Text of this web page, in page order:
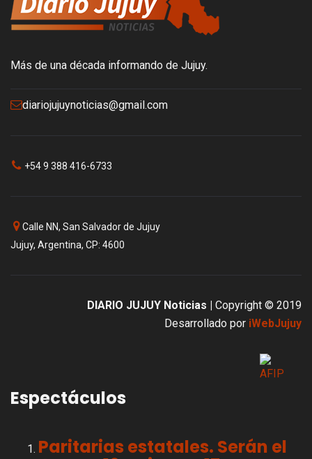
Más de una década informando de Jujuy.
diariojujuynoticias@gmail.com
+54 9 388 416-6733
Calle NN, San Salvador de Jujuy
Jujuy, Argentina, CP: 4600
DIARIO JUJUY Noticias | Copyright © 2019
Desarrollado por iWebJujuy
Espectáculos
Paritarias estatales. Serán el